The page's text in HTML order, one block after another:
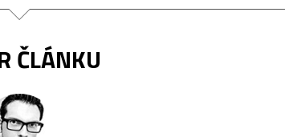
ČLÁNKU